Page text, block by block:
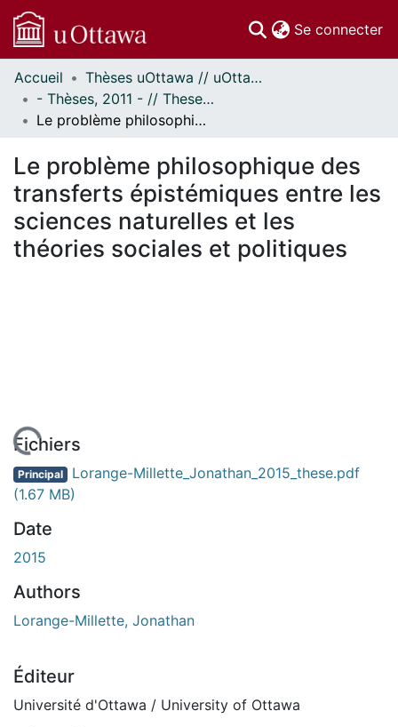
Se connecter
Communautés
et collections
Parcourir
À propos
Accueil
Thèses uOttawa // uOttawa Theses
- Thèses, 2011 - // Theses, 2011 -
Le problème philosophique des transferts épistémiques entre les sciences naturelles et les théories sociales et politiques
Le problème philosophique des
transferts épistémiques entre les
sciences naturelles et les
théories sociales et politiques
En cours de chargement...
Fichiers
Principal Lorange-Millette_Jonathan_2015_these.pdf
(1.67 MB)
Date
2015
Authors
Lorange-Millette, Jonathan
Éditeur
Université d'Ottawa / University of Ottawa